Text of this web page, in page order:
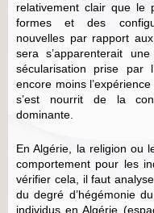
relativement clair que le
formes et des
nouvelles par rapport
sera s’apparenterait
sécularisation prise par
encore moins
s’est nourrit de la
dominante.
En Algérie, la religion ou
comportement pour les
vérifier cela, il faut
du degré d’hégémonie
individus en Algérie